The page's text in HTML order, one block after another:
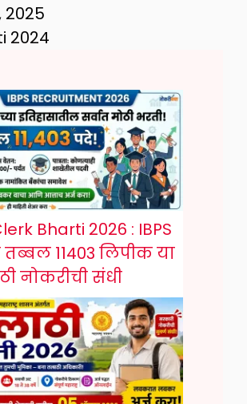
2025
2024
Bharti 2026 : IBPS
तब्बल 11403 लिपीक या
नोकरीची संधी